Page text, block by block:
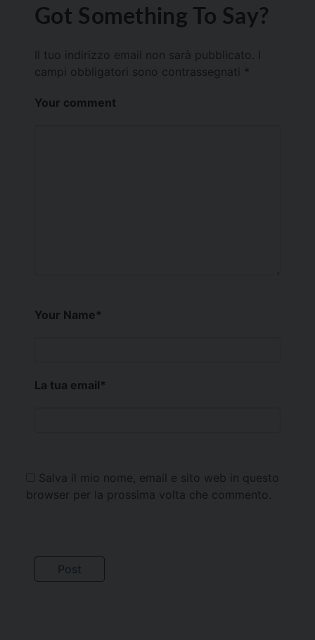
Got Something To Say?
Il tuo indirizzo email non sarà pubblicato.
campi obbligatori sono contrassegnati *
Your comment
Your Name*
La tua email*
Salva il mio nome, email e sito web in questo
browser per la prossima volta che commento.